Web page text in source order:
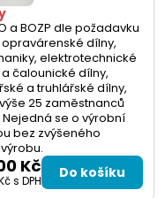
a BOZP dle požadavku
dílny,
elektrotechnické
čalounické dílny,
a truhlářské dílny,
25 zaměstnanců
se o výrobní
bez zvýšeného
Kč
s DPH Do košíku